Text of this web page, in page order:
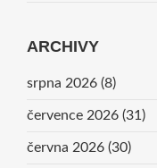
ARCHIVY
srpna 2026 (8)
července 2026 (31)
června 2026 (30)